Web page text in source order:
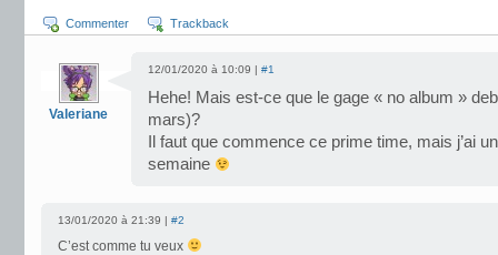
Commenter Trackback
Valeriane
12/01/2020 à 10:09 | #1
Hehe! Mais est-ce que le gage « no album »
mars)?
Il faut que commence ce prime time, mais j’ai
semaine
13/01/2020 à 21:39 | #2
C’est comme tu veux